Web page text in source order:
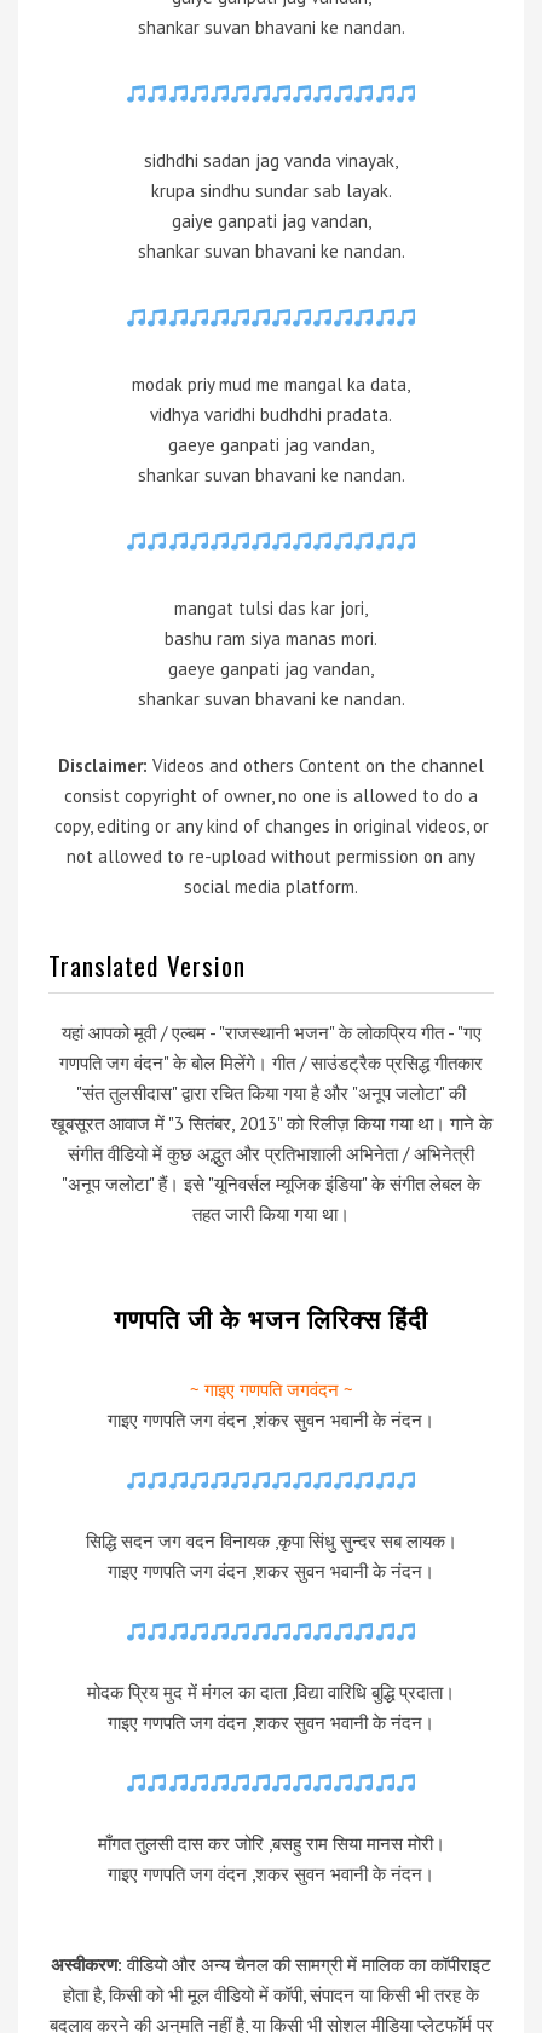
shankar suvan bhavani ke nandan.
sidhdhi sadan jag vanda vinayak,
krupa sindhu sundar sab layak.
gaiye ganpati jag vandan,
shankar suvan bhavani ke nandan.
modak priy mud me mangal ka data,
vidhya varidhi budhdhi pradata.
gaeye ganpati jag vandan,
shankar suvan bhavani ke nandan.
mangat tulsi das kar jori,
bashu ram siya manas mori.
gaeye ganpati jag vandan,
shankar suvan bhavani ke nandan.
Disclaimer: Videos and others Content on the channel
consist copyright of owner, no one is allowed to do a
copy, editing or any kind of changes in original videos, or
not allowed to re-upload without permission on any
social media platform.
Translated Version
यहां आपको मूवी / एल्बम - "राजस्थानी भजन" के लोकप्रिय गीत - "गए
गणपति जग वंदन" के बोल मिलेंगे। गीत / साउंडट्रैक प्रसिद्ध गीतकार
"संत तुलसीदास" द्वारा रचित किया गया है और "अनूप जलोटा" की
खूबसूरत आवाज में "3 सितंबर, 2013" को रिलीज़ किया गया था। गाने के
संगीत वीडियो में कुछ अद्भुत और प्रतिभाशाली अभिनेता / अभिनेत्री
"अनूप जलोटा" हैं। इसे "यूनिवर्सल म्यूजिक इंडिया" के संगीत लेबल के
तहत जारी किया गया था।
गणपति जी के भजन लिरिक्स हिंदी
~ गाइए गणपति जगवंदन ~
गाइए गणपति जग वंदन ,शंकर सुवन भवानी के नंदन।
सिद्धि सदन जग वदन विनायक ,कृपा सिंधु सुन्दर सब लायक।
गाइए गणपति जग वंदन ,शकर सुवन भवानी के नंदन।
मोदक प्रिय मुद में मंगल का दाता ,विद्या वारिधि बुद्धि प्रदाता।
गाइए गणपति जग वंदन ,शकर सुवन भवानी के नंदन।
माँगत तुलसी दास कर जोरि ,बसहु राम सिया मानस मोरी।
गाइए गणपति जग वंदन ,शकर सुवन भवानी के नंदन।
अस्वीकरण: वीडियो और अन्य चैनल की सामग्री में मालिक का कॉपीराइट
होता है, किसी को भी मूल वीडियो में कॉपी, संपादन या किसी भी तरह के
बदलाव करने की अनुमति नहीं है, या किसी भी सोशल मीडिया प्लेटफॉर्म पर